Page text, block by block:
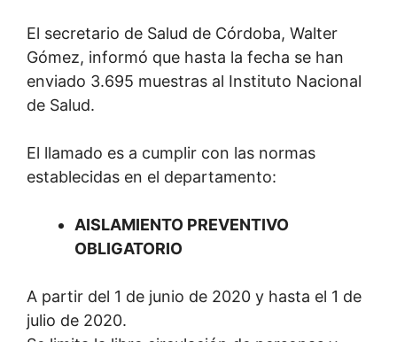
El secretario de Salud de Córdoba, Walter
Gómez, informó que hasta la fecha se han
enviado 3.695 muestras al Instituto Nacional
de Salud.
El llamado es a cumplir con las normas
establecidas en el departamento:
AISLAMIENTO PREVENTIVO
OBLIGATORIO
A partir del 1 de junio de 2020 y hasta el 1 de
julio de 2020.